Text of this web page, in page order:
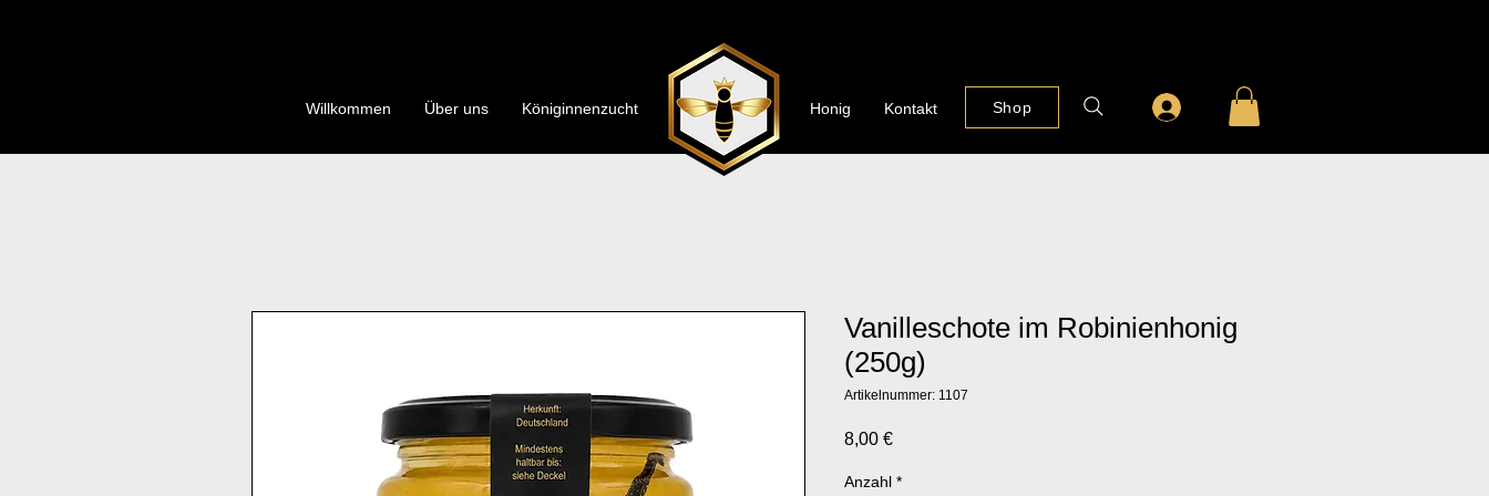
Willkommen Über uns Königinnenzucht Honig Kontakt Shop
Vanilleschote im Robinienhonig
(250g)
Artikelnummer: 1107
8,00 €Preis
Anzahl *